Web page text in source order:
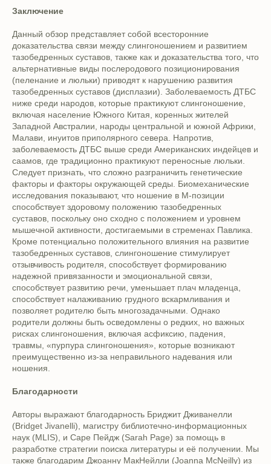
Заключение
Данный обзор представляет собой всесторонние
доказательства связи между слингоношением и развитием
тазобедренных суставов, также как и доказательства того, что
альтернативные виды послеродового позиционирования
(пеленание и люльки) приводят к нарушению развития
тазобедренных суставов (дисплазии). Заболеваемость ДТБС
ниже среди народов, которые практикуют слингоношение,
включая население Южного Китая, коренных жителей
Западной Австралии, народы центральной и южной Африки,
Малави, инуитов приполярного севера. Напротив,
заболеваемость ДТБС выше среди Американских индейцев и
саамов, где традиционно практикуют переносные люльки.
Следует признать, что сложно разграничить генетические
факторы и факторы окружающей среды. Биомеханические
исследования показывают, что ношение в М-позиции
способствует здоровому положению тазобедренных
суставов, поскольку оно сходно с положением и уровнем
мышечной активности, достигаемыми в стременах Павлика.
Кроме потенциально положительного влияния на развитие
тазобедренных суставов, слингоношение стимулирует
отзывчивость родителя, способствует формированию
надежной привязанности и эмоциональной связи,
способствует развитию речи, уменьшает плач младенца,
способствует налаживанию грудного вскармливания и
позволяет родителю быть многозадачными. Однако
родители должны быть осведомлены о редких, но важных
рисках слингоношения, включая асфиксию, падения,
травмы, «пурпура слингоношения», которые возникают
преимущественно из-за неправильного надевания или
ношения.
Благодарности
Авторы выражают благодарность Бриджит Дживанелли
(Bridget Jivanelli), магистру библиотечно-информационных
наук (MLIS), и Саре Пейдж (Sarah Page) за помощь в
разработке стратегии поиска литературы и её получении. Мы
также благодарим Джоанну МакНейлли (Joanna McNeilly) из